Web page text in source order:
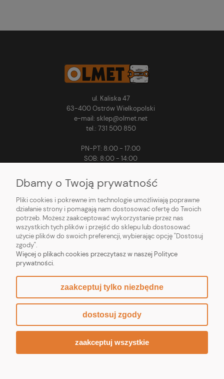
ul. Kaliska 47
63-400 Ostrów Wielkopolski
e-mail: sklep@olmet.net
tel.: 731 500 850
PN-PT: 8:00 - 17:00
SOB: 8:00 - 14:00
MOJE KONTO
PŁATNOŚCI I DOSTAWA
INFORMACJE
O NAS
© 2023 Olmet J.Rynowiecki Spółka Komandytowa ul. Kaliska 47, 63-400
Dbamy o Twoją prywatność
Pliki cookies i pokrewne im technologie umożliwiają poprawne
działanie strony i pomagają nam dostosować ofertę do Twoich
potrzeb. Możesz zaakceptować wykorzystanie przez nas
wszystkich tych plików i przejść do sklepu lub dostosować
użycie plików do swoich preferencji, wybierając opcję "Dostosuj
zgody".
Więcej o plikach cookies przeczytasz w naszej Polityce
prywatności.
zaakceptuj tylko niezbędne
dostosuj zgody
zaakceptuj wszystkie